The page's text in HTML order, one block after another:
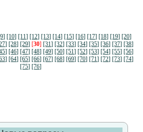
[10] [11] [12] [13] [14] [15] [16] [17] [18] [19] [20]
[28] [29] [30] [31] [32] [33] [34] [35] [36] [37] [38]
[46] [47] [48] [49] [50] [51] [52] [53] [54] [55] [56]
[64] [65] [66] [67] [68] [69] [70] [71] [72] [73] [74]
[75] [76]